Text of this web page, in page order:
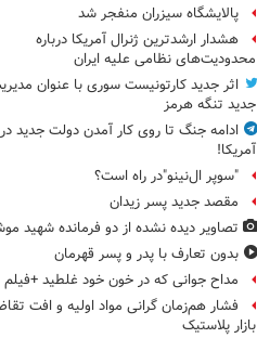
پالایشگاه سیزران منفجر شد
هشدار ارشدترین ژنرال آمریکا درباره
محدودیت‌های نظامی علیه ایران
اثر جدید کارتونیست سوری با عنوان
جدید تنگه هرمز
ادامه جنگ تا روی کار آمدن دولت جدید در
آمریکا!
"سوپر ال‌نینو"در راه است؟
مقصد جدید پسر زیدان
تصاویر دیده‌ نشده از دو فرمانده شهید
بدون تعارف با پدر و پسر قهرمان
مداح جوانی که در خون خود غلطید +فیلم
فشار هم‌زمان گرانی مواد اولیه و افت
بازار پلاستیک